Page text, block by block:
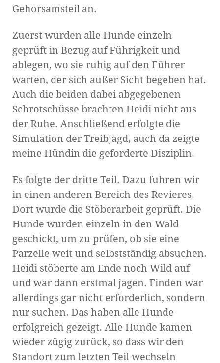
Gehorsamsteil an.
Zuerst wurden alle Hunde einzeln
geprüft in Bezug auf Führigkeit und
ablegen, wo sie ruhig auf den Führer
warten, der sich außer Sicht begeben hat.
Auch die beiden dabei abgegebenen
Schrotschüsse brachten Heidi nicht aus
der Ruhe. Anschließend erfolgte die
Simulation der Treibjagd, auch da zeigte
meine Hündin die geforderte Disziplin.
Es folgte der dritte Teil. Dazu fuhren wir
in einen anderen Bereich des Revieres.
Dort wurde die Stöberarbeit geprüft. Die
Hunde wurden einzeln in den Wald
geschickt, um zu prüfen, ob sie eine
Parzelle weit und selbstständig absuchen.
Heidi stöberte am Ende noch Wild auf
und war dann erstmal jagen. Finden war
allerdings gar nicht erforderlich, sondern
nur suchen. Das haben alle Hunde
erfolgreich gezeigt. Alle Hunde kamen
wieder zügig zurück, so dass wir den
Standort zum letzten Teil wechseln